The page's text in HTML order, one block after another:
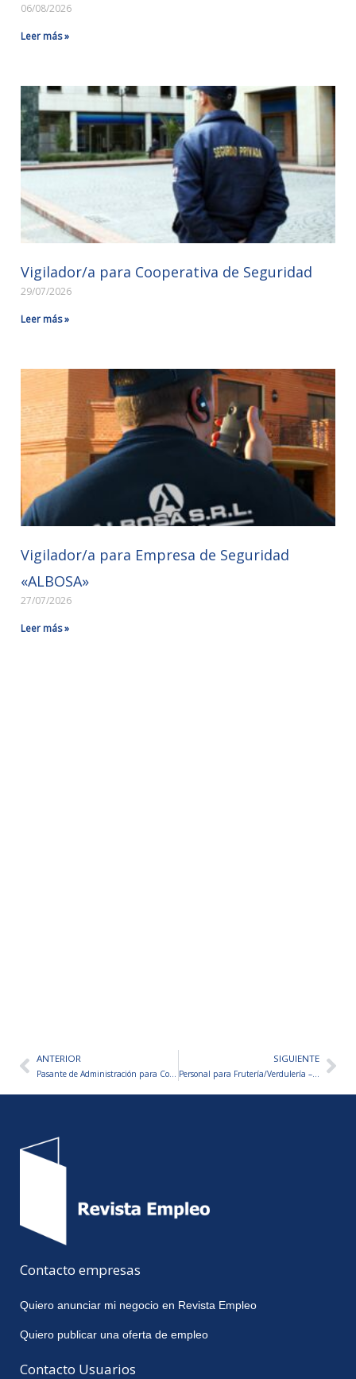
06/08/2026
Leer más »
Vigilador/a para Cooperativa de Seguridad
29/07/2026
Leer más »
Vigilador/a para Empresa de Seguridad
«ALBOSA»
27/07/2026
Leer más »
AntANTERIOR
Pasante de Administración para Concesionario de Ómnibuses
SIGUIENTE
Personal para Frutería/Verdulería – VARIOS PUESTOS A CUBRIR
Contacto empresas
Quiero anunciar mi negocio en Revista Empleo
Quiero publicar una oferta de empleo
Contacto Usuarios